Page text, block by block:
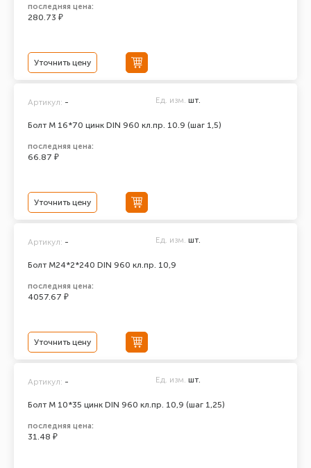
последняя цена:
280.73 ₽
Уточнить цену
Болт М 16*70 цинк DIN 960 кл.пр. 10.9 (шаг 1,5)
Артикул: - Ед. изм. шт.
последняя цена:
66.87 ₽
Уточнить цену
Болт М24*2*240 DIN 960 кл.пр. 10,9
Артикул: - Ед. изм. шт.
последняя цена:
4057.67 ₽
Уточнить цену
Болт М 10*35 цинк DIN 960 кл.пр. 10,9 (шаг 1,25)
Артикул: - Ед. изм. шт.
последняя цена:
31.48 ₽